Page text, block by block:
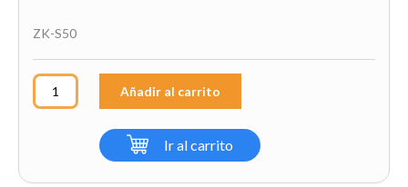
ZK-S50
Tarjeta
de
Añadir al carrito
Ir al carrito